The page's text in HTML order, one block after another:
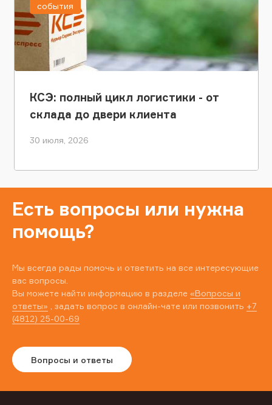
КСЭ: полный цикл логистики - от
склада до двери клиента
30 июля, 2026
события
Есть вопросы или нужна
помощь?
Мы всегда рады помочь и ответить на все интересующие
вас вопросы.
Вы можете найти информацию в разделе «Вопросы и
ответы» , задать вопрос в онлайн-чате или позвонить +7
(4812) 25-00-69
Вопросы и ответы